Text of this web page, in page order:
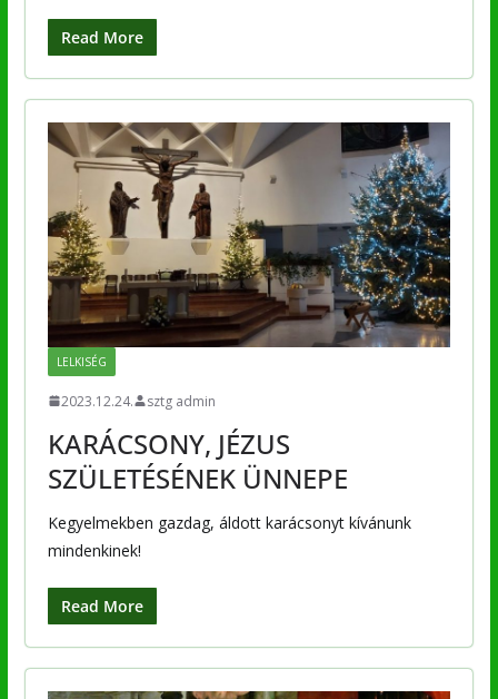
Read More
LELKISÉG
2023.12.24. sztg admin
KARÁCSONY, JÉZUS
SZÜLETÉSÉNEK ÜNNEPE
Kegyelmekben gazdag, áldott karácsonyt kívánunk
mindenkinek!
Read More